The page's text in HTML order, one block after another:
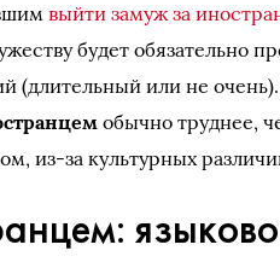
выйти замуж за
будет обязательно
(длительный или не
обычно труднее,
из-за культурных